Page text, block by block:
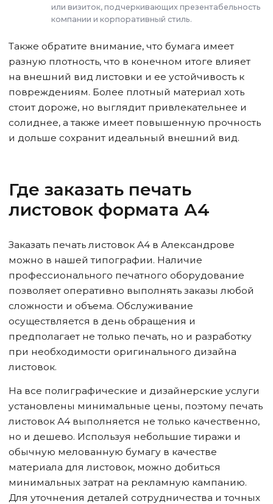
или визиток, подчеркивающих презентабельность
компании и корпоративный стиль.
Также обратите внимание, что бумага имеет
разную плотность, что в конечном итоге влияет
на внешний вид листовки и ее устойчивость к
повреждениям. Более плотный материал хоть
стоит дороже, но выглядит привлекательнее и
солиднее, а также имеет повышенную прочность
и дольше сохранит идеальный внешний вид.
Где заказать печать
листовок формата А4
Заказать печать листовок А4 в Александрове
можно в нашей типографии. Наличие
профессионального печатного оборудование
позволяет оперативно выполнять заказы любой
сложности и объема. Обслуживание
осуществляется в день обращения и
предполагает не только печать, но и разработку
при необходимости оригинального дизайна
листовок.
На все полиграфические и дизайнерские услуги
установлены минимальные цены, поэтому печать
листовок А4 выполняется не только качественно,
но и дешево. Используя небольшие тиражи и
обычную мелованную бумагу в качестве
материала для листовок, можно добиться
минимальных затрат на рекламную кампанию.
Для уточнения деталей сотрудничества и точных